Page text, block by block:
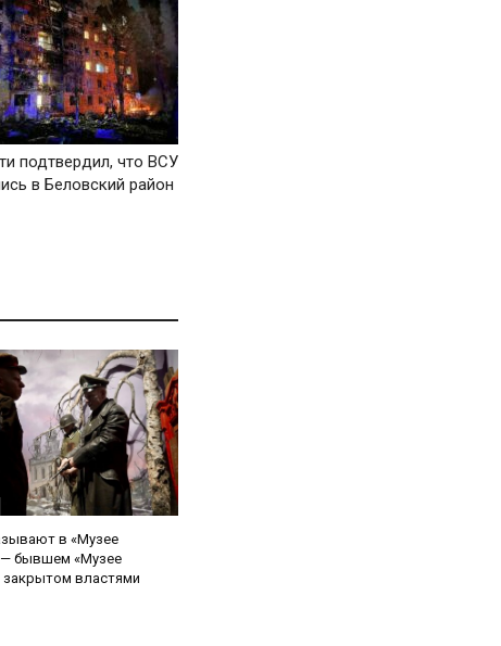
подтвердил, что ВСУ
в Беловский район
в «Музее
— бывшем «Музее
закрытом властями